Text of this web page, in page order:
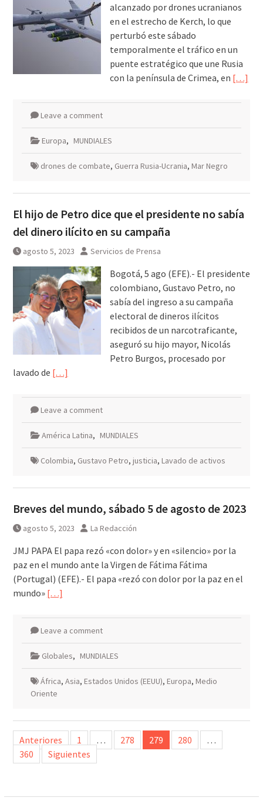
alcanzado por drones ucranianos
en el estrecho de Kerch, lo que
perturbó este sábado
temporalmente el tráfico en un
puente estratégico que une Rusia
con la península de Crimea, en […]
Leave a comment
Europa, MUNDIALES
drones de combate, Guerra Rusia-Ucrania, Mar Negro
El hijo de Petro dice que el presidente no sabía
del dinero ilícito en su campaña
agosto 5, 2023 Servicios de Prensa
Bogotá, 5 ago (EFE).- El presidente
colombiano, Gustavo Petro, no
sabía del ingreso a su campaña
electoral de dineros ilícitos
recibidos de un narcotraficante,
aseguró su hijo mayor, Nicolás
Petro Burgos, procesado por
lavado de […]
Leave a comment
América Latina, MUNDIALES
Colombia, Gustavo Petro, justicia, Lavado de activos
Breves del mundo, sábado 5 de agosto de 2023
agosto 5, 2023 La Redacción
JMJ PAPA El papa rezó «con dolor» y en «silencio» por la
paz en el mundo ante la Virgen de Fátima Fátima
(Portugal) (EFE).- El papa «rezó con dolor por la paz en el
mundo» […]
Leave a comment
Globales, MUNDIALES
África, Asia, Estados Unidos (EEUU), Europa, Medio
Oriente
Paginación
de
entradas
Anteriores 1 … 278 279 280
…
360
Siguientes